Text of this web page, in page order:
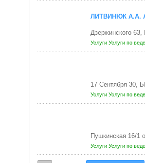
ЛИТВИНЮК А.А.
Дзержинского
Услуги Услуги по
17 Сентября 30,
Услуги Услуги по
Пушкинская 16/1
Услуги Услуги по